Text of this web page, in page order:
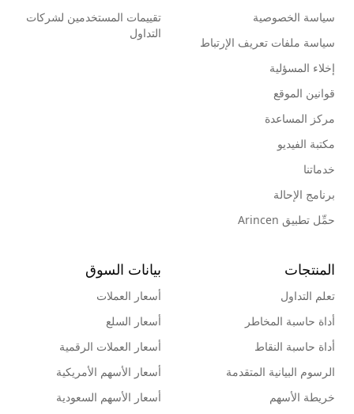
سياسة الخصوصية
سياسة ملفات تعريف الإرتباط
إخلاء المسؤلية
قوانين الموقع
مركز المساعدة
مكتبة الفيديو
خدماتنا
برنامج الإحالة
حمِّل تطبيق Arincen
تقييمات المستخدمين لشركات
التداول
المنتجات
تعلم التداول
أداة حاسبة المخاطر
أداة حاسبة النقاط
الرسوم البيانية المتقدمة
خريطة الأسهم
بيانات السوق
أسعار العملات
أسعار السلع
أسعار العملات الرقمية
أسعار الأسهم الأمريكية
أسعار الأسهم السعودية